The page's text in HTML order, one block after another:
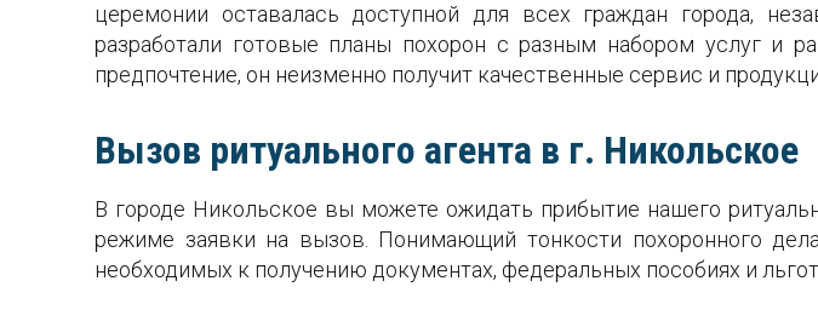
церемонии оставалась доступной для всех граждан города,
разработали готовые планы похорон с разным набором услуг и
предпочтение, он неизменно получит качественные сервис и
Вызов ритуального агента в г. Никольское
В городе Никольское вы можете ожидать прибытие нашего
режиме заявки на вызов. Понимающий тонкости похоронного
необходимых к получению документах, федеральных пособиях и